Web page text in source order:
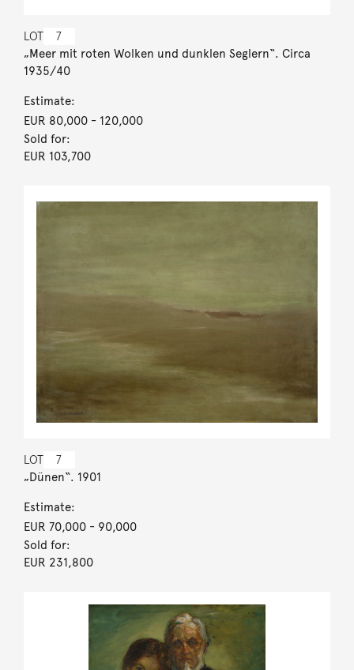
LOT 7
„Meer mit roten Wolken und dunklen Seglern“. Circa
1935/40
Estimate:
EUR 80,000- 120,000
Sold for:
EUR 103,700
LOT 7
„Dünen“. 1901
Estimate:
EUR 70,000- 90,000
Sold for:
EUR 231,800